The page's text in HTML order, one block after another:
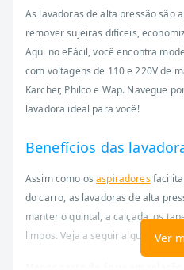
As lavadoras de alta pressão são
remover sujeiras difíceis,
Aqui no eFácil, você encontra
com voltagens de 110 e 220V de
Karcher, Philco e Wap. Navegue
lavadora ideal para você!
Benefícios das
Assim como osaspiradores
do carro, as lavadoras de alta
manter o quintal, a calçada, os
limpos. Veja a seguir alguns de
Ver